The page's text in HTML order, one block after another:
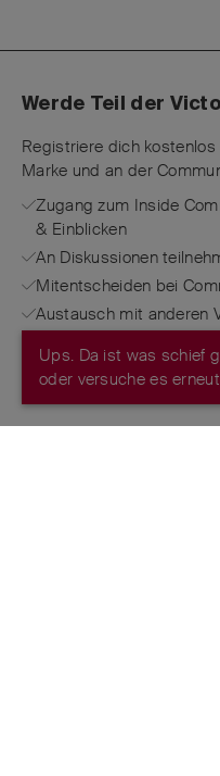
Ups. Da ist was schief
oder versuche es
Werde Teil der
Registriere dich
Marke und an der
Zugang zum Inside
& Einblicken
An Diskussionen
Mitentscheiden bei
Austausch mit anderen
JETZT